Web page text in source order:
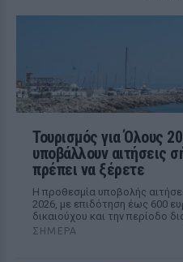
Τουρισμός για Όλους
υποβάλλουν αιτήσεις
πρέπει να ξέρετε
Η προθεσμία υποβολής
2026, με επιδότηση έως 600
δικαιούχου και την περίοδο
ΣΉΜΕΡΑ